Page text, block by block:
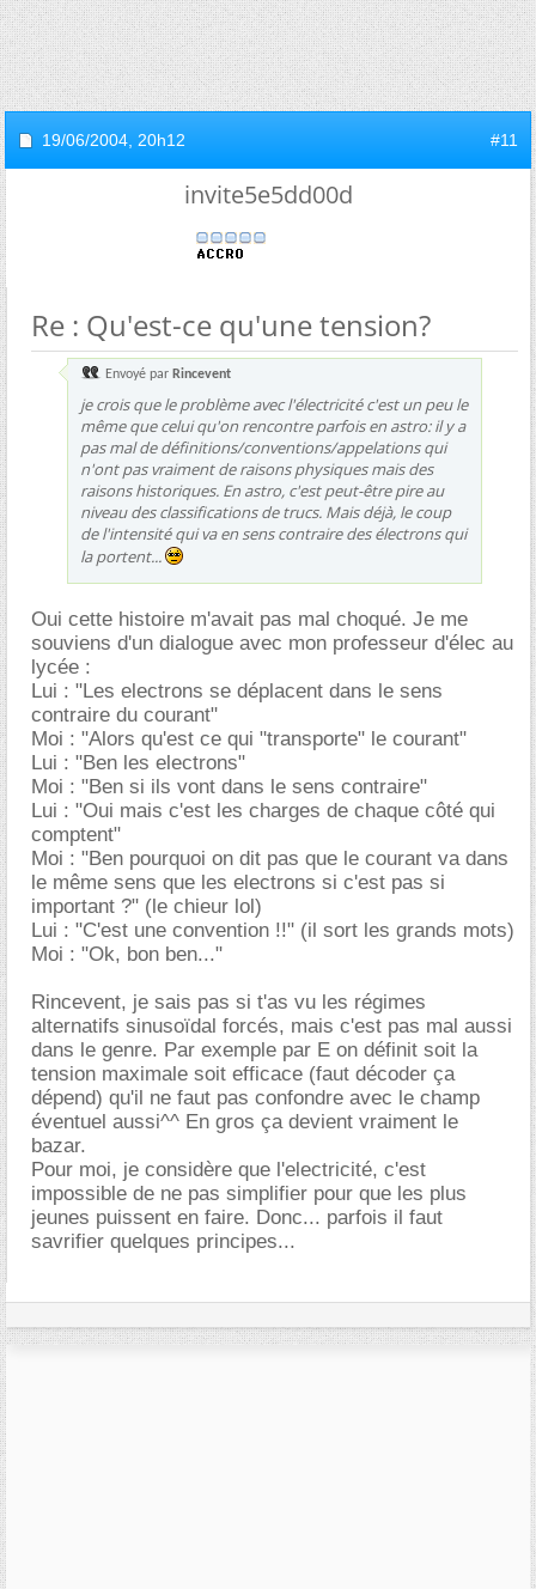
19/06/2004, 20h12 #11
invite5e5dd00d
Re : Qu'est-ce qu'une tension?
Envoyé par Rincevent
je crois que le problème avec l'électricité c'est un peu le
même que celui qu'on rencontre parfois en astro: il y a
pas mal de définitions/conventions/appelations qui
n'ont pas vraiment de raisons physiques mais des
raisons historiques. En astro, c'est peut-être pire au
niveau des classifications de trucs. Mais déjà, le coup
de l'intensité qui va en sens contraire des électrons qui
la portent...
Oui cette histoire m'avait pas mal choqué. Je me
souviens d'un dialogue avec mon professeur d'élec au
lycée :
Lui : "Les electrons se déplacent dans le sens
contraire du courant"
Moi : "Alors qu'est ce qui "transporte" le courant"
Lui : "Ben les electrons"
Moi : "Ben si ils vont dans le sens contraire"
Lui : "Oui mais c'est les charges de chaque côté qui
comptent"
Moi : "Ben pourquoi on dit pas que le courant va dans
le même sens que les electrons si c'est pas si
important ?" (le chieur lol)
Lui : "C'est une convention !!" (il sort les grands mots)
Moi : "Ok, bon ben..."
Rincevent, je sais pas si t'as vu les régimes
alternatifs sinusoïdal forcés, mais c'est pas mal aussi
dans le genre. Par exemple par E on définit soit la
tension maximale soit efficace (faut décoder ça
dépend) qu'il ne faut pas confondre avec le champ
éventuel aussi^^ En gros ça devient vraiment le
bazar.
Pour moi, je considère que l'electricité, c'est
impossible de ne pas simplifier pour que les plus
jeunes puissent en faire. Donc... parfois il faut
savrifier quelques principes...